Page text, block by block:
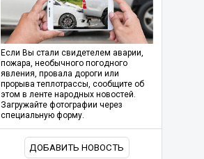
Если Вы стали свидетелем аварии,
пожара, необычного погодного
явления, провала дороги или
прорыва теплотрассы, сообщите об
этом в ленте народных новостей.
Загружайте фотографии через
специальную форму.
ДОБАВИТЬ НОВОСТЬ